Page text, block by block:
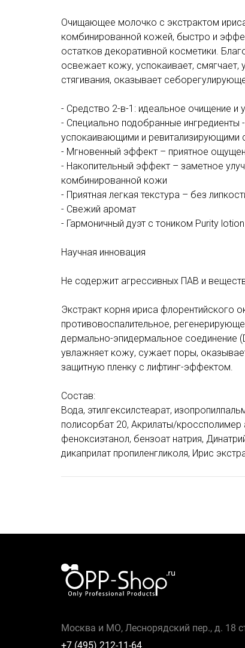
Очищающее молочко с экстрактом
комбинированной кожей, быстро и
остатков декоративной косметики.
освежает кожу, успокаивает,
стягивания, оказывает
- Средство 2-в-1: идеальное очищение и
- Специально подобранные
успокаивающими и ревитализирующими
- Мгновенный эффект – приятное
- Накопительный эффект – заметное
комбинированной кожи
- Приятная легкая текстура – без
- Свежий аромат
- Гармоничный дуэт с тоником Purity
Научная инновация
Не содержит агрессивных ПАВ и
Экстракт корня ириса
противовоспалительное,
дермально-эпидермальное соединение
увлажняет кожу, сужает поры,
защитную пленку с лифтинг-эффектом.
Состав:
Вода, этилгексилстеарат,
полисорбат 20, Акрилаты/
феноксиэтанол, бензоат натрия,
дикаприлат пропиленгликоля, Ирис
Москва и МО, Леснорядский пер., д. 18
+7 (495) 212-11-64